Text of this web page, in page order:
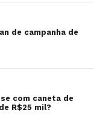
de campanha de
com caneta de
R$25 mil?